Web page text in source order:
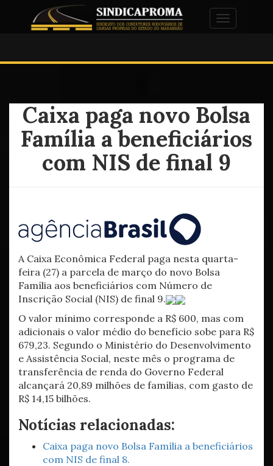
Alternar
Caixa paga novo Bolsa
Família a beneficiários
com NIS de final 9
A Caixa Econômica Federal paga nesta quarta-
feira (27) a parcela de março do novo Bolsa
Família aos beneficiários com Número de
Inscrição Social (NIS) de final 9.
O valor mínimo corresponde a R$ 600, mas com
adicionais o valor médio do benefício sobe para R$
679,23. Segundo o Ministério do Desenvolvimento
e Assistência Social, neste mês o programa de
transferência de renda do Governo Federal
alcançará 20,89 milhões de famílias, com gasto de
R$ 14,15 bilhões.
Notícias relacionadas:
Caixa paga novo Bolsa Família a beneficiários
com NIS de final 8.